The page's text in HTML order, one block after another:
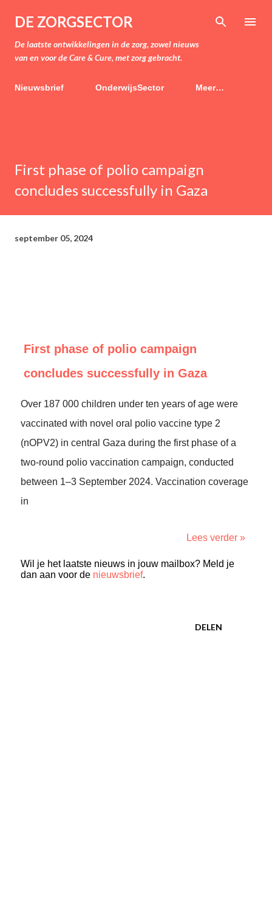
Doorgaan naar hoofdcontent
DE ZORGSECTOR
De laatste ontwikkelingen in de zorg, zowel nieuws
van en voor de Care & Cure, met zorg gebracht.
Nieuwsbrief OnderwijsSector Meer…
First phase of polio campaign
concludes successfully in Gaza
september 05, 2024
First phase of polio campaign
concludes successfully in Gaza
Over 187 000 children under ten years of age were
vaccinated with novel oral polio vaccine type 2
(nOPV2) in central Gaza during the first phase of a
two-round polio vaccination campaign, conducted
between 1–3 September 2024. Vaccination coverage
in
Lees verder »
Wil je het laatste nieuws in jouw mailbox? Meld je
dan aan voor de nieuwsbrief.
DELEN